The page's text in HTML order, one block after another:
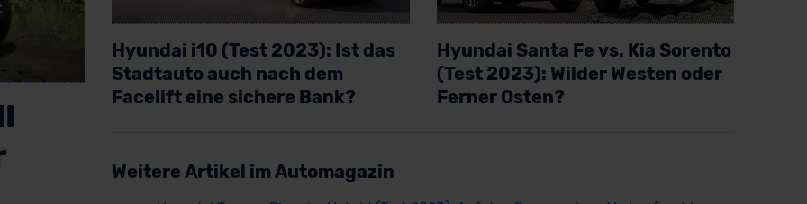
Hyundai i10 (Test 2023): Ist das
Stadtauto auch nach dem
Facelift eine sichere Bank?
Hyundai Santa Fe vs. Kia Sorento
(Test 2023): Wilder Westen oder
Ferner Osten?
Weitere Artikel im Automagazin